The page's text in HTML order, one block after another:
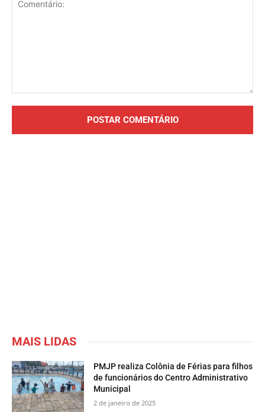
MAIS LIDAS
PMJP realiza Colônia de Férias para filhos
de funcionários do Centro Administrativo
Municipal
2 de janeiro de 2025